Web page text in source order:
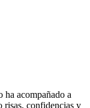
ha acompañado a
risas, confidencias y